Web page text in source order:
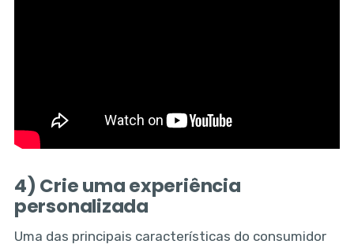
4) Crie uma experiência
personalizada
Uma das principais características do consumidor